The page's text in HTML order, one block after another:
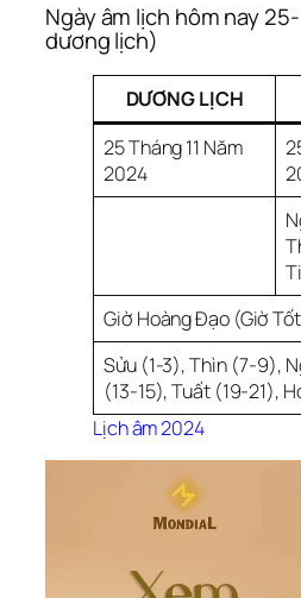
Ngày âm lịch hôm nay
dương lịch)
DƯƠNG LỊCH
25 Tháng 11 Năm
2024
Giờ Hoàng Đạo (Giờ
Sửu (1-3), Thìn (7-9),
(13-15), Tuất (19-21),
Lịch âm 2024